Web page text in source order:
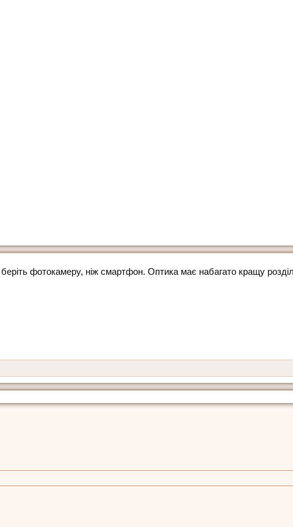
фотокамеру, ніж смартфон. Оптика має набагато кращу